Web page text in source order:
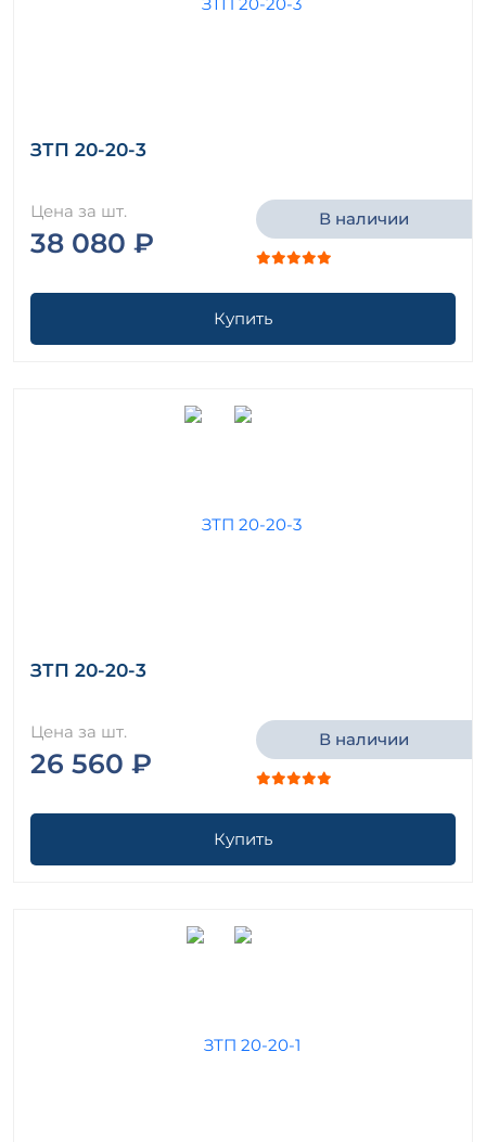
ЗТП 20-20-3
Цена за шт.
38 080 ₽
В наличии
Купить
ЗТП 20-20-3
Цена за шт.
26 560 ₽
В наличии
Купить